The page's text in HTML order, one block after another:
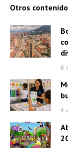
Otros
6
4